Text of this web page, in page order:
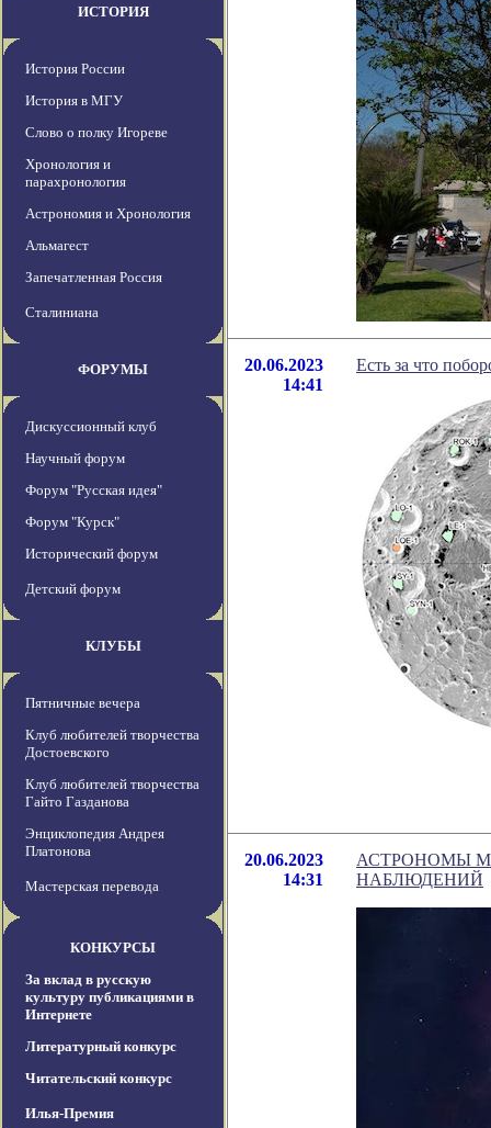
ИСТОРИЯ
История России
История в МГУ
Слово о полку Игореве
Хронология и
парахронология
Астрономия и Хронология
Альмагест
Запечатленная Россия
Сталиниана
ФОРУМЫ
Дискуссионный клуб
Научный форум
Форум "Русская идея"
Форум "Курск"
Исторический форум
Детский форум
КЛУБЫ
Пятничные вечера
Клуб любителей творчества
Достоевского
Клуб любителей творчества
Гайто Газданова
Энциклопедия Андрея
Платонова
Мастерская перевода
КОНКУРСЫ
За вклад в русскую
культуру публикациями в
Интернете
Литературный конкурс
Читательский конкурс
Илья-Премия
20.06.2023
14:41
Есть за что
20.06.2023
14:31
АСТРОНОМЫ
НАБЛЮДЕНИЙ